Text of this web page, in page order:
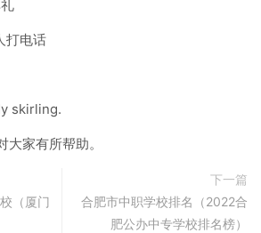
打电话
skirling.
家有所帮助。
（厦门
下一篇
合肥市中职学校排名（2022合
肥公办中专学校排名榜）